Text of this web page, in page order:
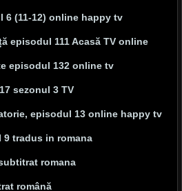
6 (11-12) online happy tv
episodul 111 Acasă TV online
episodul 132 online tv
sezonul 3 TV
episodul 13 online happy tv
tradus in romana
romana
română